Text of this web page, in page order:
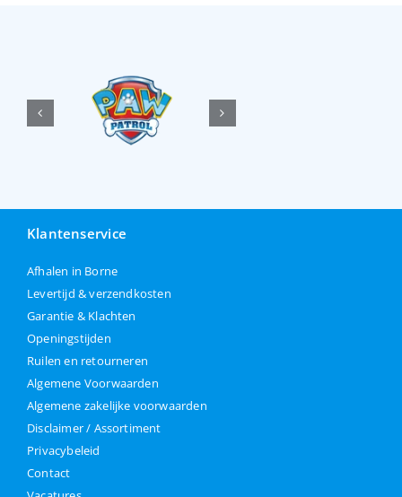
Klantenservice
Afhalen in Borne
Levertijd & verzendkosten
Garantie & Klachten
Openingstijden
Ruilen en retourneren
Algemene Voorwaarden
Algemene zakelijke voorwaarden
Disclaimer / Assortiment
Privacybeleid
Contact